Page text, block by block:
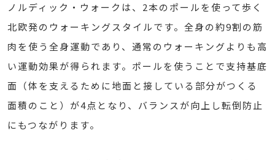
ノルディック・ウォークは、2本のポールを使って歩く
北欧発のウォーキングスタイルです。全身の約9割の筋
肉を使う全身運動であり、通常のウォーキングよりも高
い運動効果が得られます。ポールを使うことで支持基底
面（体を支えるために地面と接している部分がつくる
面積のこと）が4点となり、バランスが向上し転倒防止
にもつながります。